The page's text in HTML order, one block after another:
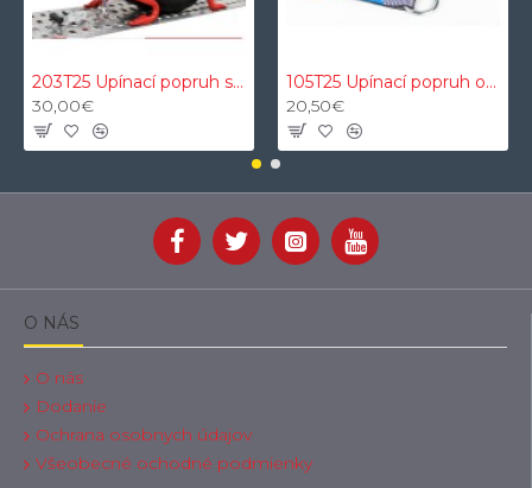
203T25 Upínací popruh s ochranným VDI 2700 proti šmykovým textilným návlekom 3t 2,5m 35mm
30,00€
105T25 Upínací popruh okuliarov 5t 50mm 2,5m s oceľovým O a rotačným J
20,50€
O NÁS
O nás
Dodanie
Ochrana osobnych údajov
Všeobecné ochodné podmienky